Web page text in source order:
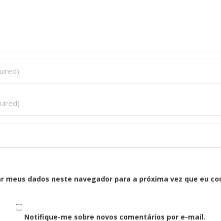
meus dados neste navegador para a próxima vez que eu
Notifique-me sobre novos comentários por e-mail.